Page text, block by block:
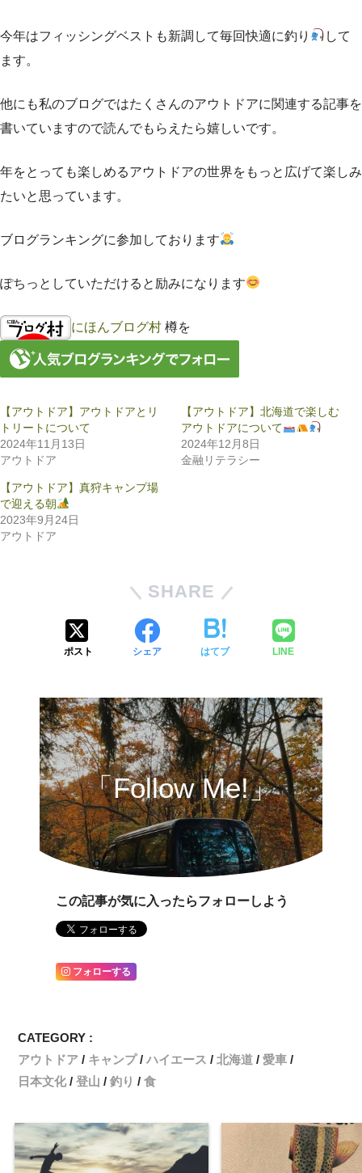
今年はフィッシングベストも新調して毎回快適に釣り
して
ます。
他にも私のブログではたくさんのアウトドアに関連する記事を
書いていますので読んでもらえたら嬉しいです。
年をとっても楽しめるアウトドアの世界をもっと広げて楽しみ
たいと思っています。
ブログランキングに参加しております
ぽちっとしていただけると励みになります
にほんブログ村 樽を
【アウトドア】アウトドアとリ
トリートについて
2024年11月13日
アウトドア
【アウトドア】北海道で楽しむ
アウトドアについて
2024年12月8日
金融リテラシー
【アウトドア】真狩キャンプ場
で迎える朝
2023年9月24日
アウトドア
SHARE
ポスト シェア はてブ LINE
「Follow Me!」
この記事が気に入ったらフォローしよう
フォローする
CATEGORY :
アウトドア
キャンプ ハイエース 北海道
愛車
日本文化
登山 釣り 食